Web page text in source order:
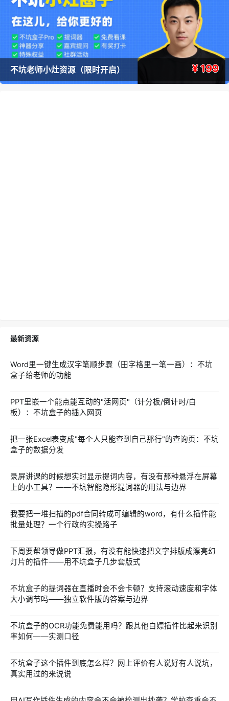
不坑老师小灶资源（限时开启） ¥ 199
最新资源
Word里一键生成汉字笔顺步骤（田字格里一笔一画）：不坑
盒子给老师的功能
PPT里嵌一个能点能互动的"活网页"（计分板/倒计时/白
板）：不坑盒子的插入网页
把一张Excel表变成"每个人只能查到自己那行"的查询页：不坑
盒子的数据分发
录屏讲课的时候想实时显示提词内容，有没有那种悬浮在屏幕
上的小工具？——不坑智能隐形提词器的用法与边界
我要把一堆扫描的pdf合同转成可编辑的word，有什么插件能
批量处理？一个行政的实操路子
下周要帮领导做PPT汇报，有没有能快速把文字排版成漂亮幻
灯片的插件——用不坑盒子几步套版式
不坑盒子的提词器在直播时会不会卡顿？支持滚动速度和字体
大小调节吗——独立软件版的答案与边界
不坑盒子的OCR功能免费能用吗？跟其他白嫖插件比起来识别
率如何——实测口径
不坑盒子这个插件到底怎么样？网上评价有人说好有人说坑，
真实用过的来说说